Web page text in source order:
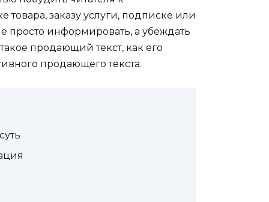
заказу услуги, подписке или
просто информировать, а убеждать
продающий текст, как его
продающего текста.